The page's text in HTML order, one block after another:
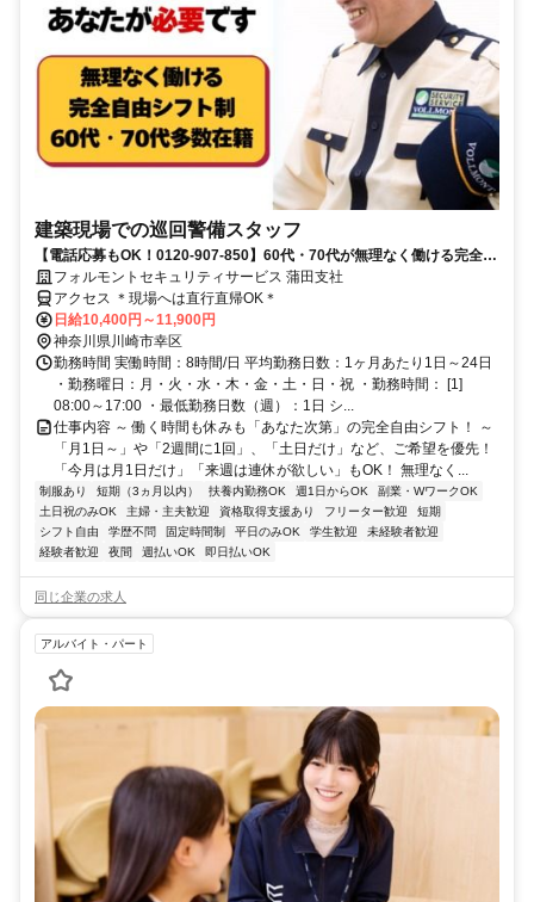
建築現場での巡回警備スタッフ
【電話応募もOK！0120-907-850】60代・70代が無理なく働ける完全自
由シフト♪日払いOK♪
フォルモントセキュリティサービス 蒲田支社
アクセス ＊現場へは直行直帰OK＊
日給10,400円～11,900円
神奈川県川崎市幸区
勤務時間 実働時間：8時間/日 平均勤務日数：1ヶ月あたり1日～24日
・勤務曜日：月・火・水・木・金・土・日・祝 ・勤務時間： [1]
08:00～17:00 ・最低勤務日数（週）：1日 シ...
仕事内容 ～ 働く時間も休みも「あなた次第」の完全自由シフト！ ～
「月1日～」や「2週間に1回」、「土日だけ」など、ご希望を優先！
「今月は月1日だけ」「来週は連休が欲しい」もOK！ 無理なく...
制服あり 短期（3ヵ月以内） 扶養内勤務OK 週1日からOK
副業・WワークOK
土日祝のみOK
主婦・主夫歓迎 資格取得支援あり フリーター歓迎
短期
シフト自由
学歴不問 固定時間制 平日のみOK 学生歓迎
未経験者歓迎
経験者歓迎
夜間 週払いOK 即日払いOK
同じ企業の求人
アルバイト・パート